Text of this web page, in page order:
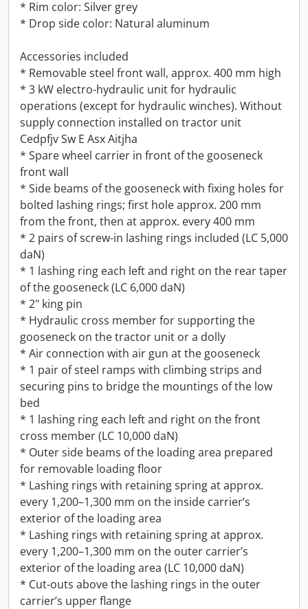
* Rim color: Silver grey
* Drop side color: Natural aluminum
Accessories included
* Removable steel front wall, approx. 400 mm high
* 3 kW electro-hydraulic unit for hydraulic
operations (except for hydraulic winches). Without
supply connection installed on tractor unit
Cedpfjv Sw E Asx Aitjha
* Spare wheel carrier in front of the gooseneck
front wall
* Side beams of the gooseneck with fixing holes for
bolted lashing rings; first hole approx. 200 mm
from the front, then at approx. every 400 mm
* 2 pairs of screw-in lashing rings included (LC 5,000
daN)
* 1 lashing ring each left and right on the rear taper
of the gooseneck (LC 6,000 daN)
* 2" king pin
* Hydraulic cross member for supporting the
gooseneck on the tractor unit or a dolly
* Air connection with air gun at the gooseneck
* 1 pair of steel ramps with climbing strips and
securing pins to bridge the mountings of the low
bed
* 1 lashing ring each left and right on the front
cross member (LC 10,000 daN)
* Outer side beams of the loading area prepared
for removable loading floor
* Lashing rings with retaining spring at approx.
every 1,200–1,300 mm on the inside carrier’s
exterior of the loading area
* Lashing rings with retaining spring at approx.
every 1,200–1,300 mm on the outer carrier’s
exterior of the loading area (LC 10,000 daN)
* Cut-outs above the lashing rings in the outer
carrier’s upper flange